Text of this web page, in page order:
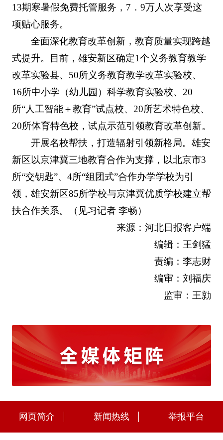
13期寒暑假免费托管服务，7．9万人次享受这
项贴心服务。
全面深化教育改革创新，教育质量实现跨越
式提升。目前，雄安新区确定1个义务教育教学
改革实验县、50所义务教育教学改革实验校、
16所中小学（幼儿园）科学教育实验校、20
所“人工智能＋教育”试点校、20所艺术特色校、
20所体育特色校，试点示范引领教育改革创新。
开展名校帮扶，打造辐射引领新格局。雄安
新区以京津冀三地教育合作为支撑，以北京市3
所“交钥匙”、4所“组团式”合作办学学校为引
领，雄安新区85所学校与京津冀优质学校建立帮
扶合作关系。
（见习记者 李畅）
来源：河北日报客户端
编辑：王剑猛
责编：李志财
编审：刘福庆
监审：王勍
网页简介 新闻热线 举报平台